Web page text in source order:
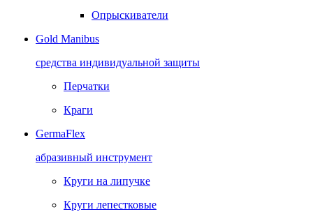
Опрыскиватели
Gold Manibus
средства индивидуальной защиты
Перчатки
Краги
GermaFlex
абразивный инструмент
Круги на липучке
Круги лепестковые